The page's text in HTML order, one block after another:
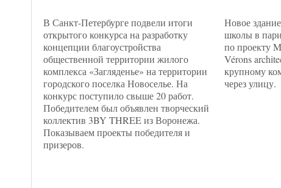
В Санкт-Петербурге подвели итоги
открытого конкурса на разработку
концепции благоустройства
общественной территории жилого
комплекса «Загляденье» на территории
городского поселка Новоселье. На
конкурс поступило свыше 20 работ.
Победителем был объявлен творческий
коллектив 3BY THREE из Воронежа.
Показываем проекты победителя и
призеров.
Новое
школы в
по проекту
Vérons
крупному
через улицу.